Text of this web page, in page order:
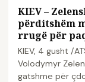
KIEV –
përditshëm
rrugë për
KIEV, 4 gusht /
Volodymyr
gatshme për